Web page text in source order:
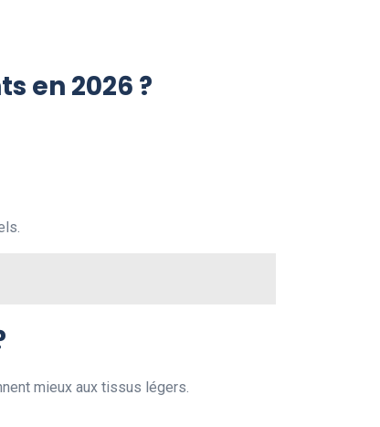
en 2026 ?
mieux aux tissus légers.